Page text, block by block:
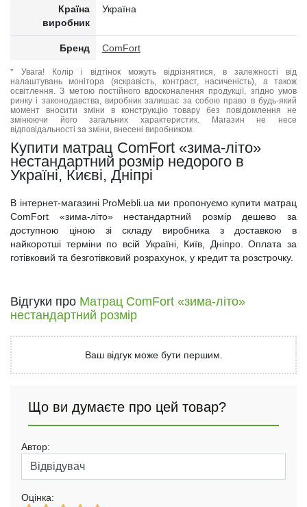
Країна
виробник
Україна
Бренд ComFort
* Увага! Колір і відтінок можуть відрізнятися, в залежності від
налаштувань монітора (яскравість, контраст, насиченість), а також
освітлення. З метою постійного вдосконалення продукції, згідно умов
ринку і законодавства, виробник залишає за собою право в будь-який
момент вносити зміни в конструкцію товару без повідомлення не
змінюючи його загальних характеристик. Магазин не несе
відповідальності за зміни, внесені виробником.
Купити матрац ComFort «зима-літо»
нестандартний розмір недорого в
Україні, Києві, Дніпрі
В інтернет-магазині ProMebli.ua ми пропонуємо купити матрац
ComFort «зима-літо» нестандартний розмір дешево за
доступною ціною зі складу виробника з доставкою в
найкоротші терміни по всій Україні, Київ, Дніпро. Оплата за
готівковий та безготівковий розрахунок, у кредит та розстрочку.
Відгуки про Матрац ComFort «зима-літо»
нестандартний розмір
Ваш відгук може бути першим.
Що ви думаєте про цей товар?
Автор:
Оцінка: